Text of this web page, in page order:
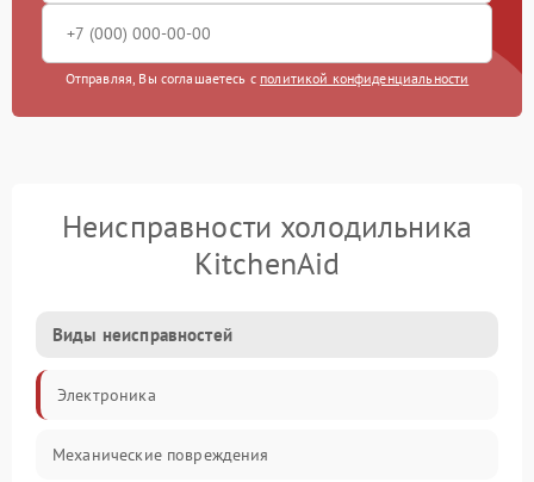
Отправляя, Вы соглашаетесь с политикой конфиденциальности
Неисправности холодильника
KitchenAid
Виды неисправностей
Электроника
Механические повреждения